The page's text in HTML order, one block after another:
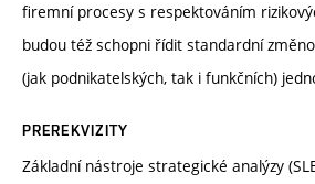
firemní procesy s respektováním
budou též schopni řídit standardní
(jak podnikatelských, tak i funkčních)
PREREKVIZITY
Základní nástroje strategické analýzy